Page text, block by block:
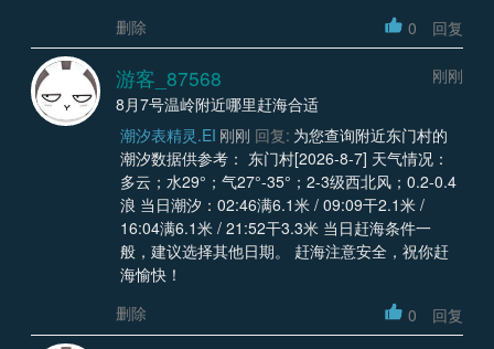
删除
0 回复
游客_87568
刚刚
8月7号温岭附近哪里赶海合适
潮汐表精灵.EI 刚刚 回复: 为您查询附近东门村的
潮汐数据供参考： 东门村[2026-8-7] 天气情况：
多云；水29°；气27°-35°；2-3级西北风；0.2-0.4
浪 当日潮汐：02:46满6.1米 / 09:09干2.1米 /
16:04满6.1米 / 21:52干3.3米 当日赶海条件一
般，建议选择其他日期。 赶海注意安全，祝你赶
海愉快！
删除
0 回复